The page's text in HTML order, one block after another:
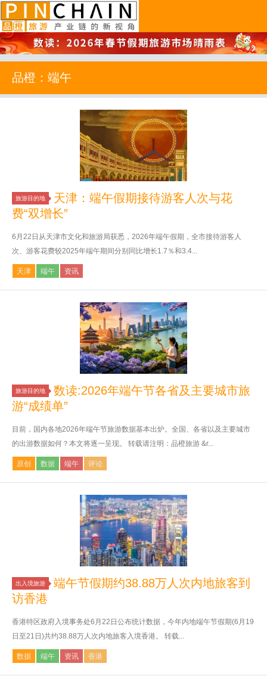
品橙旅游
品橙：端午
旅游目的地
天津：端午假期接待游客人次与花
费“双增长”
6月22日从天津市文化和旅游局获悉，2026年端午假期，全市接待游客人
次、游客花费较2025年端午期间分别同比增长1.7％和3.4...
天津 端午 资讯
旅游目的地
数读:2026年端午节各省及主要城市旅
游“成绩单”
目前，国内各地2026年端午节旅游数据基本出炉。全国、各省以及主要城市
的出游数据如何？本文将逐一呈现。 转载请注明：品橙旅游 &r...
原创 数据 端午 评论
出入境旅游
端午节假期约38.88万人次内地旅客到
访香港
香港特区政府入境事务处6月22日公布统计数据，今年内地端午节假期(6月19
日至21日)共约38.88万人次内地旅客入境香港。 转载...
数据 端午 资讯 香港